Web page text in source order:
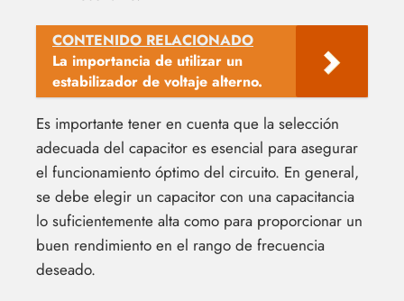
CONTENIDO RELACIONADO
La importancia de utilizar un
estabilizador de voltaje alterno.
Es importante tener en cuenta que la selección
adecuada del capacitor es esencial para asegurar
el funcionamiento óptimo del circuito. En general,
se debe elegir un capacitor con una capacitancia
lo suficientemente alta como para proporcionar un
buen rendimiento en el rango de frecuencia
deseado.